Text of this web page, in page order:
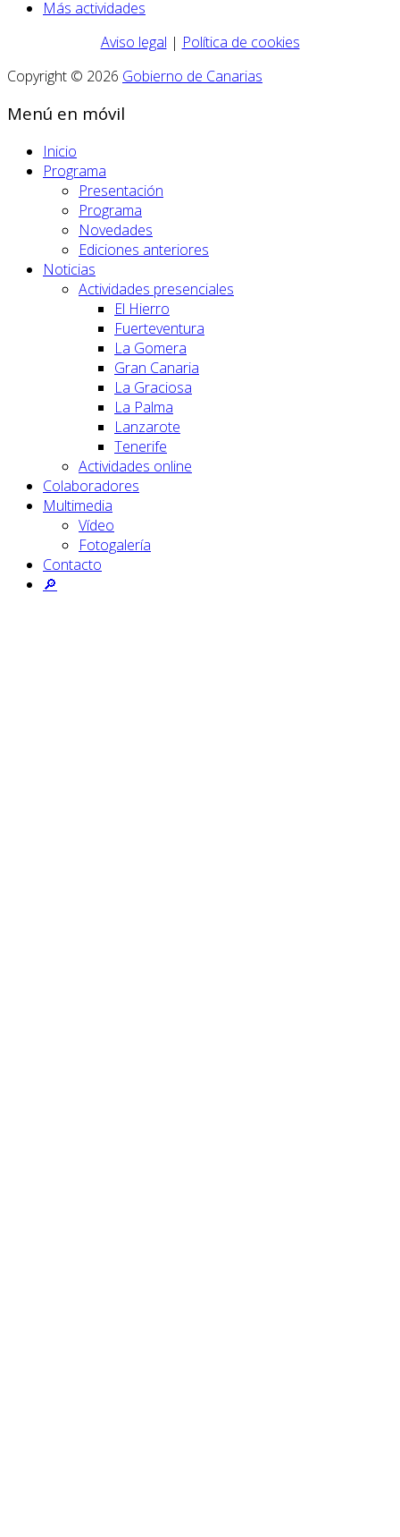
Más actividades
Aviso legal | Política de cookies
Copyright © 2026 Gobierno de Canarias
Menú en móvil
Inicio
Programa
Presentación
Programa
Novedades
Ediciones anteriores
Noticias
Actividades presenciales
El Hierro
Fuerteventura
La Gomera
Gran Canaria
La Graciosa
La Palma
Lanzarote
Tenerife
Actividades online
Colaboradores
Multimedia
Vídeo
Fotogalería
Contacto
🔎